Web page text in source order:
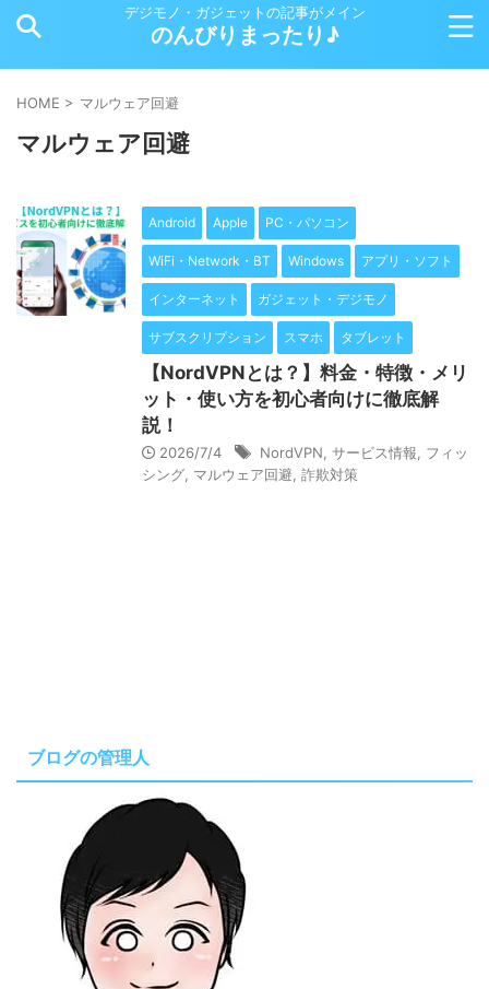
デジモノ・ガジェットの記事がメイン
のんびりまったり♪
HOME > マルウェア回避
マルウェア回避
Android Apple PC・パソコン
WiFi・Network・BT Windows アプリ・ソフト
インターネット ガジェット・デジモノ
サブスクリプション スマホ タブレット
【NordVPNとは？】料金・特徴・メリ
ット・使い方を初心者向けに徹底解
説！
2026/7/4 NordVPN サービス情報
フィッ
シング マルウェア回避 詐欺対策
ブログの管理人